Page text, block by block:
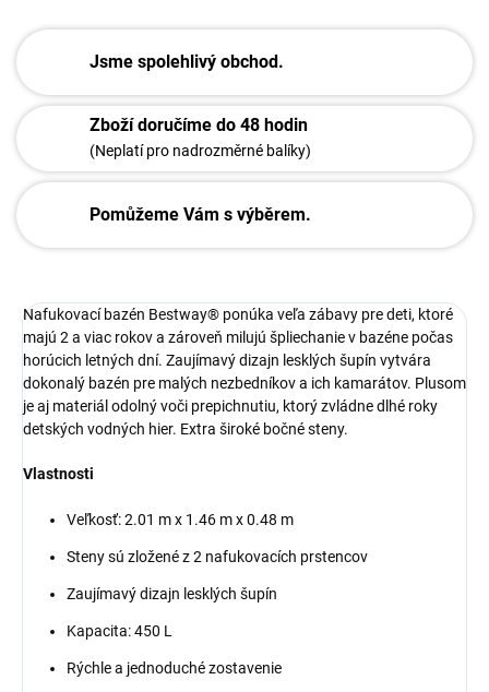
Jsme spolehlivý obchod.
Zboží doručíme do 48 hodin
(Neplatí pro nadrozměrné balíky)
Pomůžeme Vám s výběrem.
Nafukovací bazén Bestway® ponúka veľa zábavy pre deti, ktoré
majú 2 a viac rokov a zároveň milujú špliechanie v bazéne počas
horúcich letných dní. Zaujímavý dizajn lesklých šupín vytvára
dokonalý bazén pre malých nezbedníkov a ich kamarátov. Plusom
je aj materiál odolný voči prepichnutiu, ktorý zvládne dlhé roky
detských vodných hier. Extra široké bočné steny.
Vlastnosti
Veľkosť: 2.01 m x 1.46 m x 0.48 m
Steny sú zložené z 2 nafukovacích prstencov
Zaujímavý dizajn lesklých šupín
Kapacita: 450 L
Rýchle a jednoduché zostavenie